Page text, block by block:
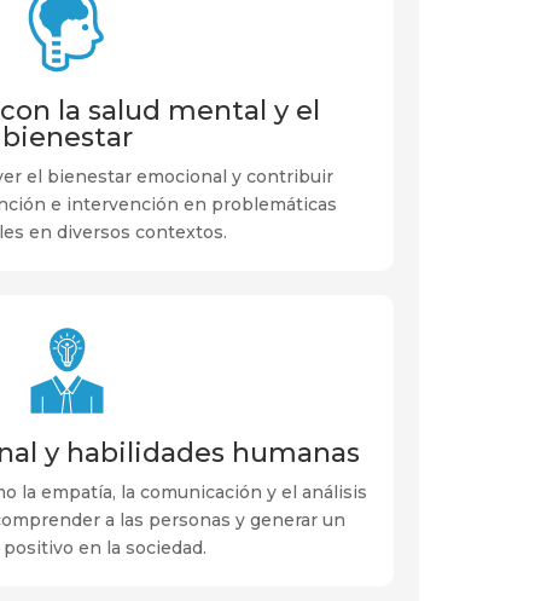
la salud mental y el
bienestar
el bienestar emocional y contribuir
e intervención en problemáticas
en diversos contextos.
y habilidades humanas
la empatía, la comunicación y el análisis
a las personas y generar un
en la sociedad.